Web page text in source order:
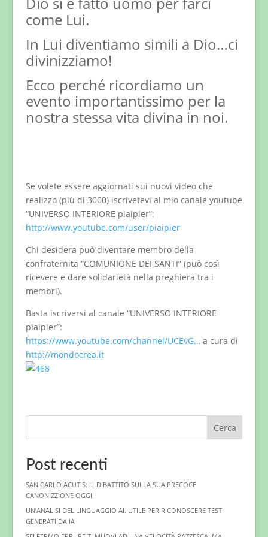
come Lui.
In Lui diventiamo simili a Dio…ci
divinizziamo!
Ecco perché ricordiamo un
evento importantissimo per la
nostra stessa vita divina in noi.
Se volete essere aggiornati sui nuovi video che
realizzo (più di 3000) iscrivetevi al mio canale youtube
“UNIVERSO INTERIORE piaipier”:
http://www.youtube.com/user/piaipier
Chi desidera può diventare membro della
confraternita “COMUNIONE DEI SANTI” (può così
ricevere e dare solidarietà nella preghiera tra i
membri).
Basta iscriversi al canale “UNIVERSO INTERIORE
piaipier”:
https://www.youtube.com/channel/UCEvG… a cura di
http://mondocrea.it
Cerca
Post recenti
SAN CARLO ACUTIS: IL DIBATTITO SULLA SUA PRECOCE
CANONIZZIONE OGGI
UN’ANALISI DEL LINGUAGGIO AI. UTILE PER RICONOSCERE TESTI
GENERATI DA IA